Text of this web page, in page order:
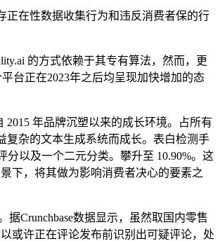
在性数据收集行为和违反消费者保的行
的方式依赖于其专有算法，然而，更
台正在2023年之后均呈现加快增加的态
年品牌沉塑以来的成长环境。占所有
复杂的文本生成系统而成长。表白检测手
以及一个二元分类。攀升至 10.90%。这
下，将其做为影响消费者决心的要素之
Crunchbase数据显示，虽然取国内零售
或许正在评论发布前识别出可疑评论，处